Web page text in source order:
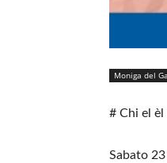
Moniga del
# Chi el
Sabato